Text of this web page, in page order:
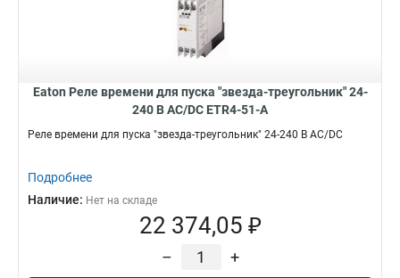
Eaton Реле времени для пуска "звезда-треугольник" 24-
240 В АС/DC ETR4-51-A
Реле времени для пуска "звезда-треугольник" 24-240 В АС/DC
Подробнее
Наличие: Нет на складе
22 374,05 ₽
– +